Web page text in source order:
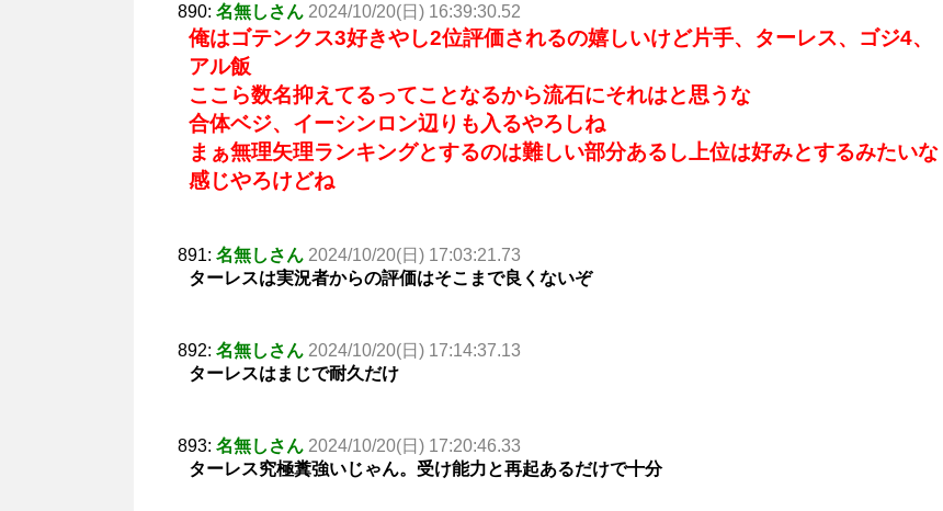
890: 名無しさん 2024/10/20(日) 16:39:30.52
俺はゴテンクス3好きやし2位評価されるの嬉しいけど片手、ターレス、ゴジ4、
アル飯
ここら数名抑えてるってことなるから流石にそれはと思うな
合体ベジ、イーシンロン辺りも入るやろしね
まぁ無理矢理ランキングとするのは難しい部分あるし上位は好みとするみたいな
感じやろけどね
891: 名無しさん 2024/10/20(日) 17:03:21.73
ターレスは実況者からの評価はそこまで良くないぞ
892: 名無しさん 2024/10/20(日) 17:14:37.13
ターレスはまじで耐久だけ
893: 名無しさん 2024/10/20(日) 17:20:46.33
ターレス究極糞強いじゃん。受け能力と再起あるだけで十分